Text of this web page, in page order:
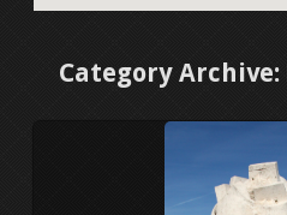
Διεθνές συμπ. γλυπτικής
Category Archive: